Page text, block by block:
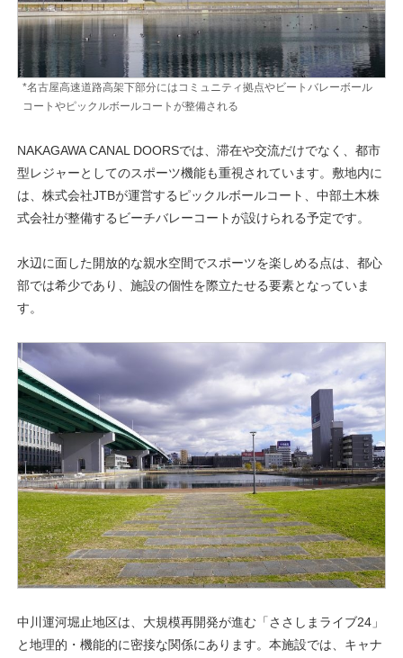
*名古屋高速道路高架下部分にはコミュニティ拠点やビートバレーボール
コートやピックルボールコートが整備される
NAKAGAWA CANAL DOORSでは、滞在や交流だけでなく、都市
型レジャーとしてのスポーツ機能も重視されています。敷地内に
は、株式会社JTBが運営するピックルボールコート、中部土木株
式会社が整備するビーチバレーコートが設けられる予定です。
水辺に面した開放的な親水空間でスポーツを楽しめる点は、都心
部では希少であり、施設の個性を際立たせる要素となっていま
す。
中川運河堀止地区は、大規模再開発が進む「ささしまライブ24」
と地理的・機能的に密接な関係にあります。本施設では、キャナ